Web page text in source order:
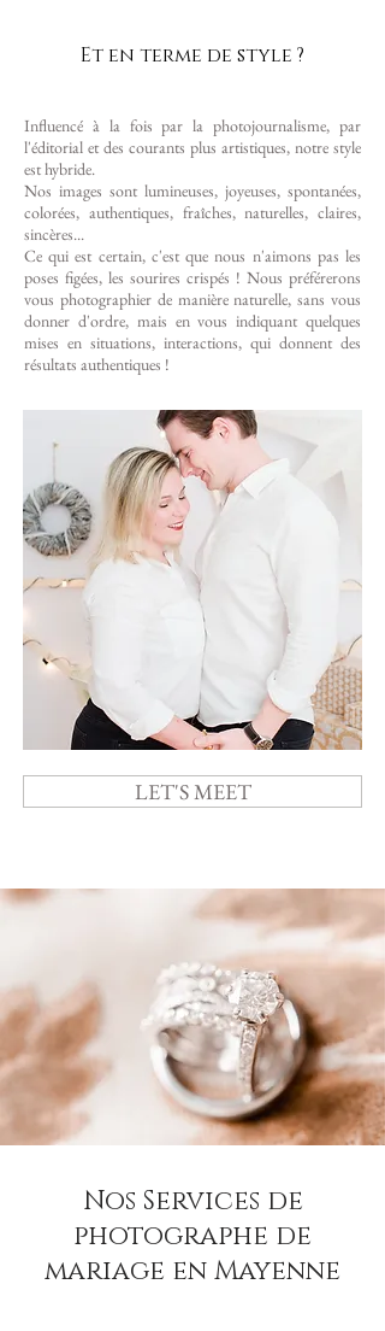
Et en terme de style ?
Influencé à la fois par la photojournalisme, par
l'éditorial et des courants plus artistiques, notre style
est hybride.
Nos images sont lumineuses, joyeuses, spontanées,
colorées, authentiques, fraîches, naturelles, claires,
sincères...
Ce qui est certain, c'est que nous n'aimons pas les
poses figées, les sourires crispés ! Nous préférerons
vous photographier de manière naturelle, sans vous
donner d'ordre, mais en vous indiquant quelques
mises en situations, interactions, qui donnent des
résultats authentiques !
LET'S MEET
Nos Services de
photographe de
mariage en Mayenne